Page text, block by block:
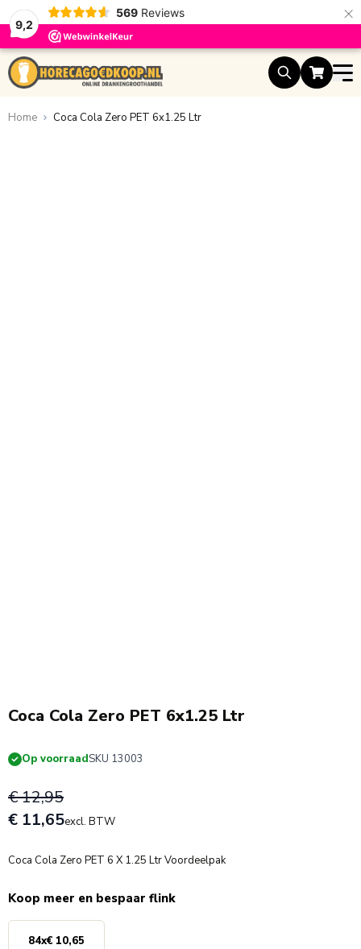
9,2
569 Reviews ×
Ga naar de inhoud
Home Coca Cola Zero PET 6x1.25 Ltr
Coca Cola Zero PET 6x1.25 Ltr
Op voorraadSKU 13003
€ 12,95
€ 11,65excl. BTW
Coca Cola Zero PET 6 X 1.25 Ltr Voordeelpak
Koop meer en bespaar flink
84x€ 10,65